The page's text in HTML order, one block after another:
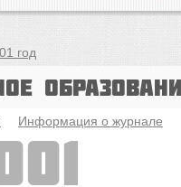
год
Информация о журнале